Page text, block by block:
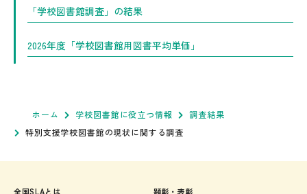
「学校図書館調査」の結果
2026年度「学校図書館用図書平均単価」
ホーム 学校図書館に役立つ情報
調査結果
特別支援学校図書館の現状に関する調査
全国SLAとは 顕彰・表彰